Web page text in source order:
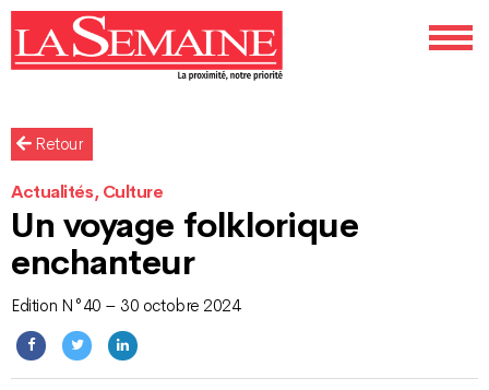
Retour
Actualités, Culture
Un voyage folklorique
enchanteur
Edition N°40 – 30 octobre 2024